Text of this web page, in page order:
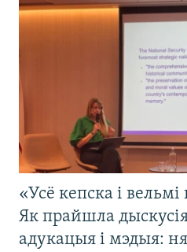
«Усё кепска і вельмі
Як прайшла
адукацыя і мэдыя: